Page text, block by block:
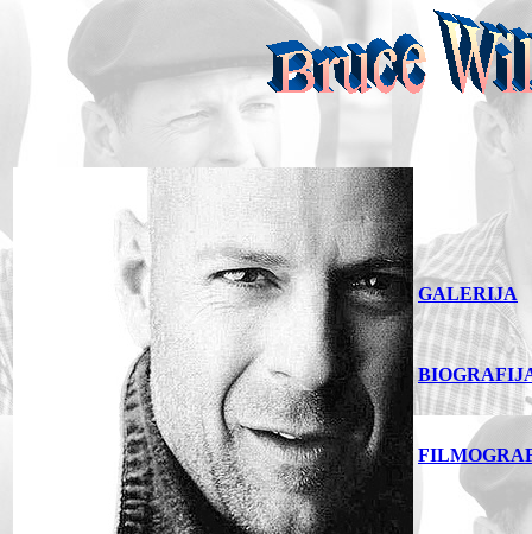
GALERIJA